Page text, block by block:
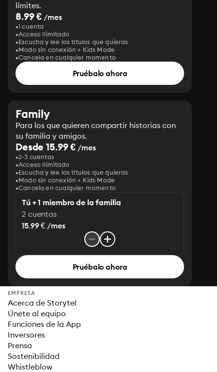
límites.
8.99 € /mes
1 cuenta
Acceso Ilimitado
Escucha y lee los títulos que quieras
Modo sin conexión + Kids Mode
Cancela en cualquier momento
Pruébalo ahora
Family
Para los que quieren compartir historias con
su familia y amigos.
Desde 15.99 € /mes
2-3 cuentas
Acceso Ilimitado
Escucha y lee los títulos que quieras
Modo sin conexión + Kids Mode
Cancela en cualquier momento
Tú + 1 miembro de la familia
2 cuentas
15.99 € /mes
Pruébalo ahora
EMPRESA
Acerca de Storytel
Únete al equipo
Funciones de la App
Inversores
Prensa
Sostenibilidad
Whistleblow